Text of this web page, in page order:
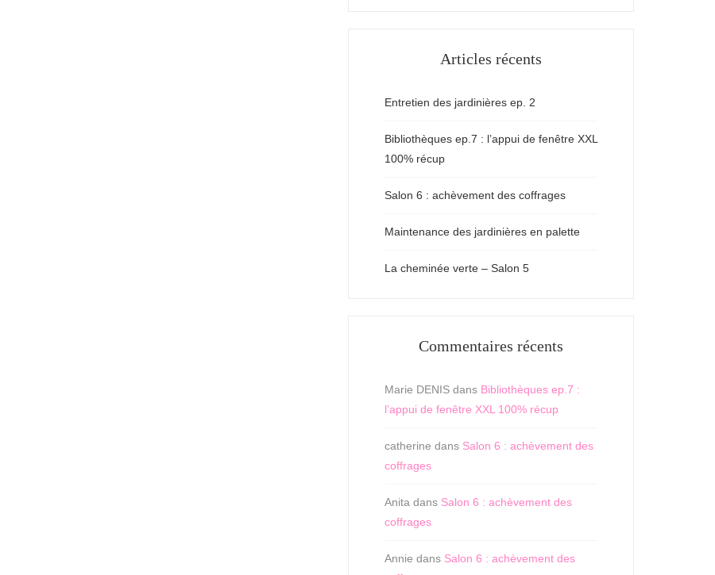
Articles récents
Entretien des jardinières ep. 2
Bibliothèques ep.7 : l’appui de fenêtre XXL
100% récup
Salon 6 : achèvement des coffrages
Maintenance des jardinières en palette
La cheminée verte – Salon 5
Commentaires récents
Marie DENIS dans Bibliothèques ep.7 :
l’appui de fenêtre XXL 100% récup
catherine dans Salon 6 : achèvement des
coffrages
Anita dans Salon 6 : achèvement des
coffrages
Annie dans Salon 6 : achèvement des